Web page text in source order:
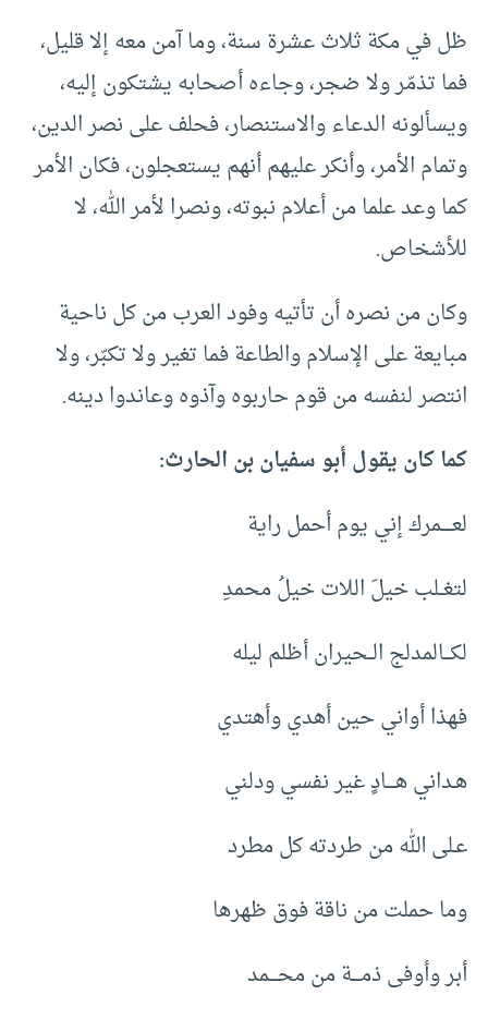
ظل في مكة ثلاث عشرة سنة، وما آمن معه إلا قليل،
فما تذمّر ولا ضجر، وجاءه أصحابه يشتكون إليه،
ويسألونه الدعاء والاستنصار، فحلف على نصر الدين،
وتمام الأمر، وأنكر عليهم أنهم يستعجلون، فكان الأمر
كما وعد علما من أعلام نبوته، ونصرا لأمر الله، لا
للأشخاص.
وكان من نصره أن تأتيه وفود العرب من كل ناحية
مبايعة على الإسلام والطاعة فما تغير ولا تكبّر، ولا
انتصر لنفسه من قوم حاربوه وآذوه وعاندوا دينه.
كما كان يقول أبو سفيان بن الحارث:
لعـــــمرك إني يوم أحمل راية
لتغــلب خيلَ اللات خيلُ محمدِ
لكـــالمدلج الــحيران أظلم ليله
فهذا أواني حين أهدي وأهتدي
هـداني هــــادٍ غير نفسي ودلني
عـلى الله من طردته كل مطرد
وما حملت من ناقة فوق ظهرها
أبر وأوفى ذمــــة من محــــمد